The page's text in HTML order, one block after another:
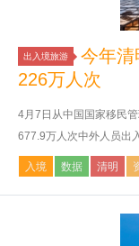
出入境旅游
今年清
226万人次
4月7日从中国国家移民
677.9万人次中外人员出
入境 数据 清明